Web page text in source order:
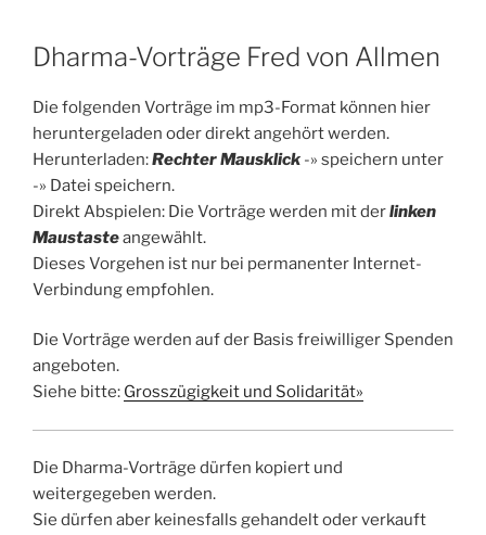
Dharma-Vorträge Fred von Allmen
Die folgenden Vorträge im mp3-Format können hier
heruntergeladen oder direkt angehört werden.
Herunterladen:Rechter Mausklick -» speichern unter
-» Datei speichern.
Direkt Abspielen: Die Vorträge werden mit derlinken
Maustasteangewählt.
Dieses Vorgehen ist nur bei permanenter Internet-
Verbindung empfohlen.
Die Vorträge werden auf der Basis freiwilliger Spenden
angeboten.
Siehe bitte: Grosszügigkeit und Solidarität»
Die Dharma-Vorträge dürfen kopiert und
weitergegeben werden.
Sie dürfen aber keinesfalls gehandelt oder verkauft